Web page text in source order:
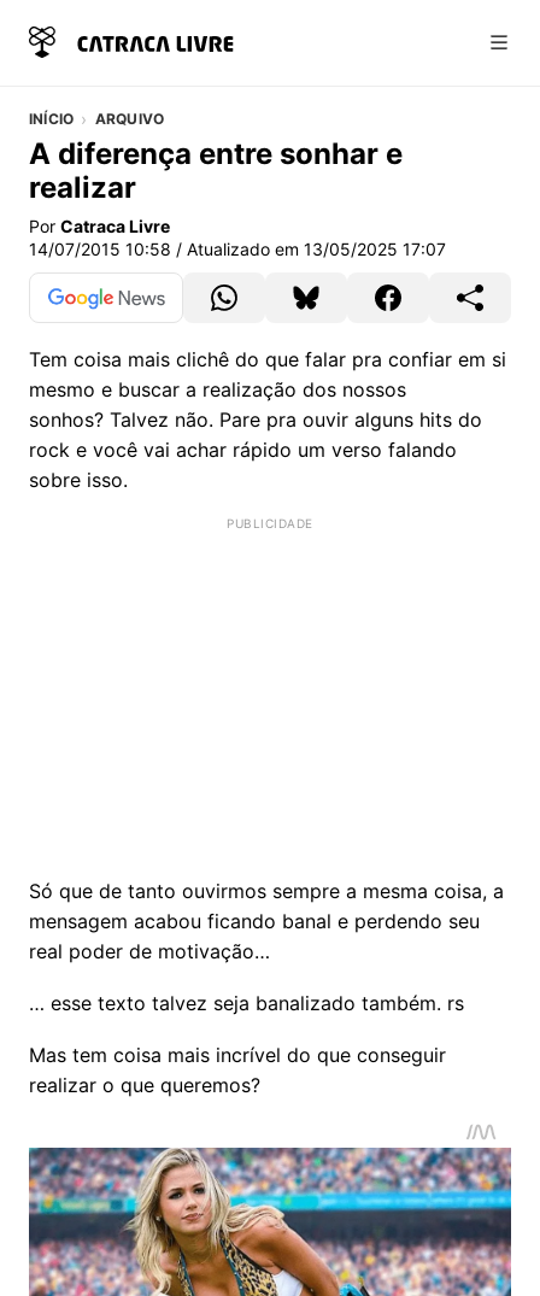
INÍCIO ARQUIVO
A diferença entre sonhar e
realizar
Por Catraca Livre
14/07/2015 10:58 / Atualizado em 13/05/2025 17:07
Tem coisa mais clichê do que falar pra confiar em si
mesmo e buscar a realização dos nossos
sonhos? Talvez não. Pare pra ouvir alguns hits do
rock e você vai achar rápido um verso falando
sobre isso.
Só que de tanto ouvirmos sempre a mesma coisa, a
mensagem acabou ficando banal e perdendo seu
real poder de motivação…
… esse texto talvez seja banalizado também. rs
Mas tem coisa mais incrível do que conseguir
realizar o que queremos?